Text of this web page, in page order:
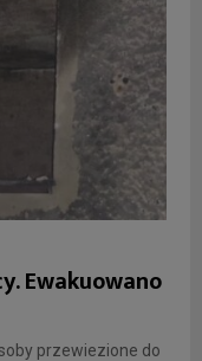
Ewakuowano
przewiezione do